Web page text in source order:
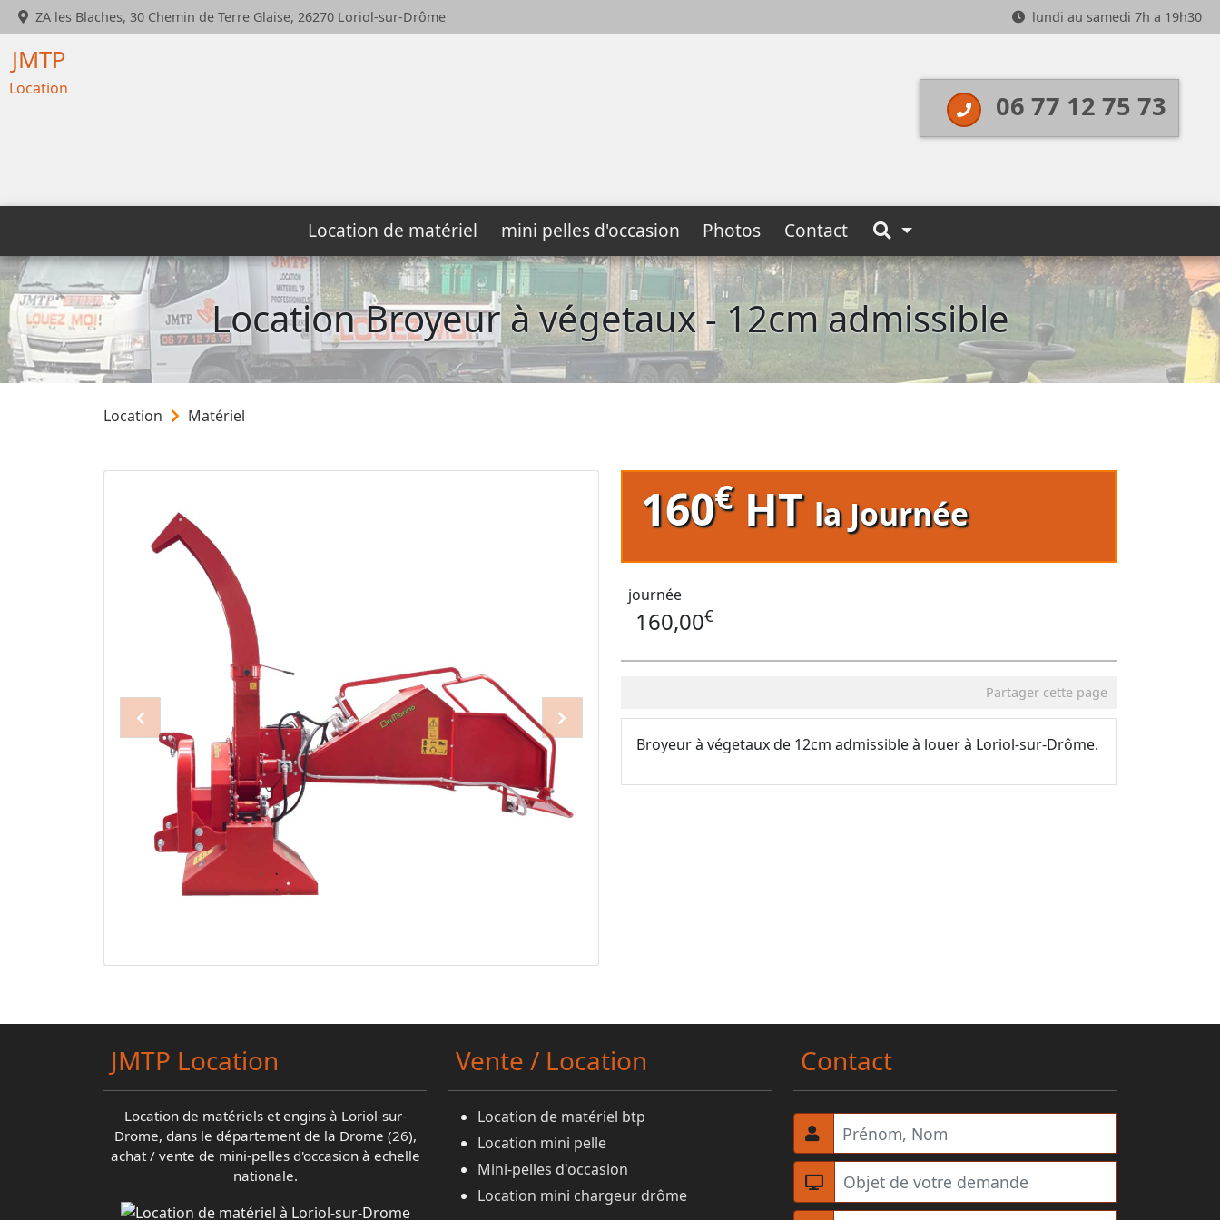
ZA les Blaches, 30 Chemin de Terre Glaise, 26270 Loriol-sur-Drôme lundi au samedi 7h a 19h30
JMTP
Location
06 77 12 75 73
Location de matériel mini pelles d'occasion Photos Contact
Location Broyeur à végetaux - 12cm admissible
Location Matériel
Précédent Suivant
160€HT la Journée
journée
160,00€
Partager cette page
Broyeur à végetaux de 12cm admissible à louer à Loriol-sur-Drôme.
JMTP Location
Location de matériels et engins à Loriol-sur-
Drome, dans le département de la Drome (26),
achat / vente de mini-pelles d'occasion à echelle
nationale.
Vente / Location
Location de matériel btp
Location mini pelle
Mini-pelles d'occasion
Location mini chargeur drôme
Contact